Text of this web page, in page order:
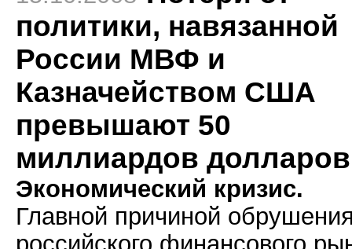
политики, навязанной
России МВФ и
Казначейством США
превышают 50
миллиардов долларов
Экономический кризис.
Главной причиной
российского финансового